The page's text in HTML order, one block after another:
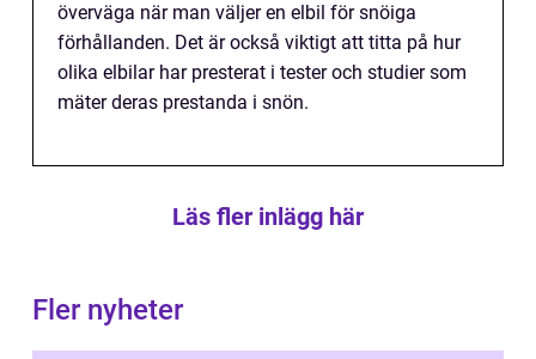
överväga när man väljer en elbil för snöiga
förhållanden. Det är också viktigt att titta på hur
olika elbilar har presterat i tester och studier som
mäter deras prestanda i snön.
Läs fler inlägg här
Fler nyheter